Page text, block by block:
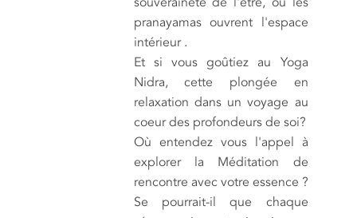
pranayamas ouvrent l'espace
intérieur .
Et si vous goûtiez au Yoga
Nidra, cette plongée en
relaxation dans un voyage au
coeur des profondeurs de soi?
Où entendez vous l'appel à
explorer la Méditation de
rencontre avec votre essence ?
Se pourrait-il que chaque